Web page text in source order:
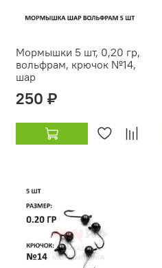
Мормышки 5 шт, 0,20 гр,
вольфрам, крючок №14,
шар
250 ₽